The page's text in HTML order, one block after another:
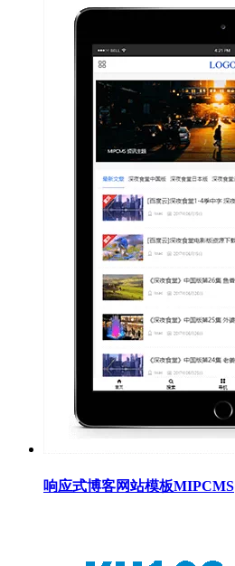
响应式博客网站模板MIPCMS